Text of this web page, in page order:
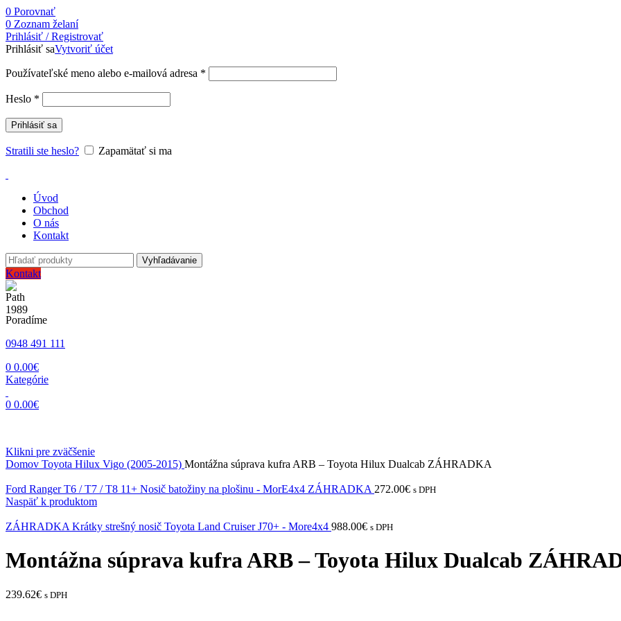
0 Porovnať
0 Zoznam želaní
Prihlásiť / Registrovať
Prihlásiť saVytvoriť účet
Používateľské meno alebo e-mailová adresa *
Heslo *
Prihlásiť sa
Stratili ste heslo? Zapamätať si ma
Úvod
Obchod
O nás
Kontakt
Vyhľadávanie
Kontakt
Poradíme
0948 491 111
0 0.00€
Kategórie
0 0.00€
Klikni pre zväčšenie
Domov Toyota Hilux Vigo (2005-2015) Montážna súprava kufra ARB – Toyota Hilux Dualcab ZÁHRADKA
Ford Ranger T6 / T7 / T8 11+ Nosič batožiny na plošinu - MorE4x4 ZÁHRADKA 272.00€ s DPH
Naspäť k produktom
ZÁHRADKA Krátky strešný nosič Toyota Land Cruiser J70+ - More4x4 988.00€ s DPH
Montážna súprava kufra ARB – Toyota Hilux Dualcab
239.62€ s DPH